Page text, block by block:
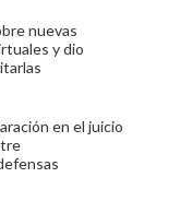
nuevas
y dio
en el juicio